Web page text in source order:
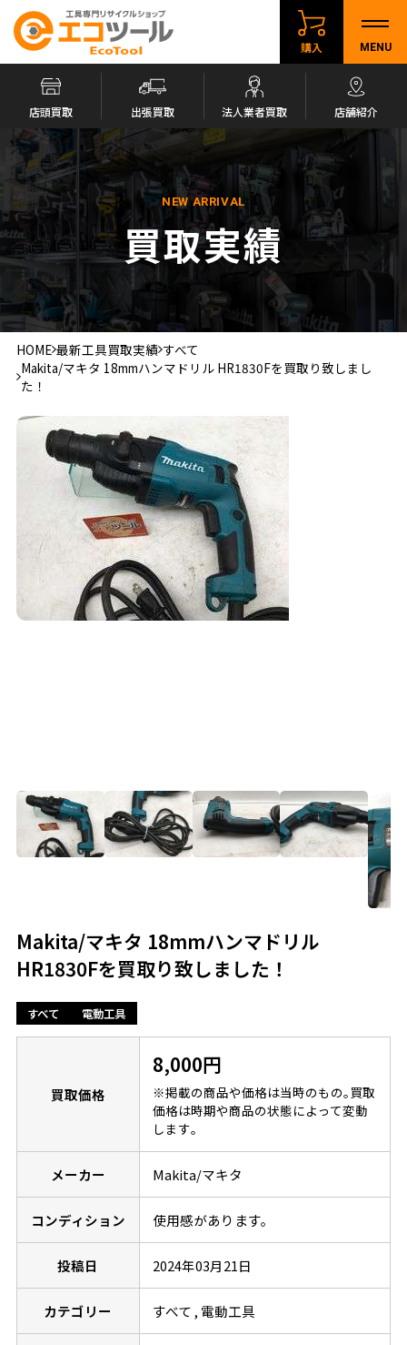
購入 MENU
店頭買取 出張買取 法人業者買取 店舗紹介
NEW ARRIVAL
買取実績
HOME 最新工具買取実績 すべて
Makita/マキタ 18mmハンマドリル HR1830Fを買取り致しまし
た！
Makita/マキタ 18mmハンマドリル
HR1830Fを買取り致しました！
すべて 電動工具
買取価格
8,000円
※掲載の商品や価格は当時のもの｡買取
価格は時期や商品の状態によって変動
します｡
メーカー Makita/マキタ
コンディション 使用感があります。
投稿日 2024年03月21日
カテゴリー すべて 電動工具